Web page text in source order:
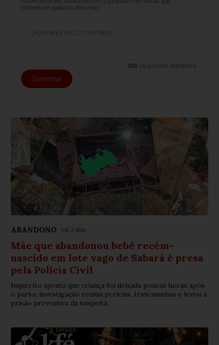
contenham palavras ofensivas.
500 caracteres restantes.
Comentar
ABANDONO Há 3 dias
Mãe que abandonou bebê recém-
nascido em lote vago de Sabará é presa
pela Polícia Civil
Inquérito aponta que criança foi deixada poucas horas após
o parto; investigação reuniu perícias, testemunhas e levou à
prisão preventiva da suspeita.